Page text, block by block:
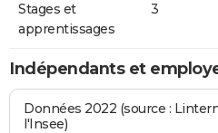
Stages et
apprentissages
3
Indépendants et
Données 2022 (source :
l'Insee)